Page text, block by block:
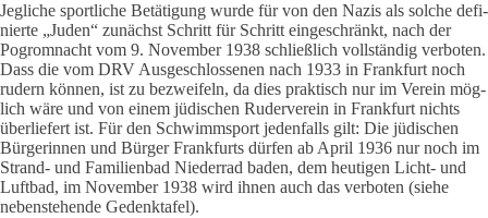
Jeg­liche sport­liche Betä­ti­gung wurde für von den Nazis als solche defi­
nierte „Juden“ zunächst Schritt für Schritt ein­ge­schränkt, nach der
Pogrom­nacht vom 9. November 1938 schließ­lich voll­ständig ver­boten.
Dass die vom DRV Aus­ge­schlos­senen nach 1933 in Frank­furt noch
rudern können, ist zu bezwei­feln, da dies prak­tisch nur im Verein mög­
lich wäre und von einem jüdi­schen Ruder­verein in Frank­furt nichts
über­lie­fert ist. Für den Schwimm­sport jeden­falls gilt: Die jüdi­schen
Bür­ge­rinnen und Bürger Frank­furts dürfen ab April 1936 nur noch im
Strand- und Fami­li­enbad Nie­derrad baden, dem heu­tigen Licht- und
Luftbad, im November 1938 wird ihnen auch das ver­boten (siehe
neben­ste­hende Gedenk­tafel).